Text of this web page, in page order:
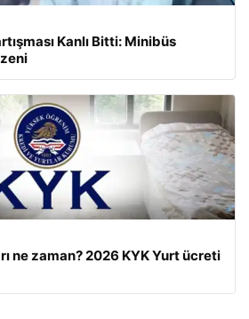
Kanlı Bitti: Minibüs
ne zaman? 2026 KYK Yurt ücreti